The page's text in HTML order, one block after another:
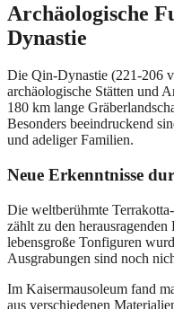
Archäologische
Dynastie
Die Qin-Dynastie (221-206
archäologische Stätten und
180 km lange
Besonders beeindruckend
und adeliger Familien.
Neue Erkenntnisse
Die weltberühmte
zählt zu den
lebensgroße Tonfiguren
Ausgrabungen sind noch
Im Kaisermausoleum fand
aus verschiedenen